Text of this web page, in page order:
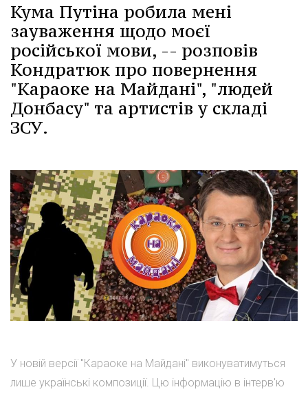
Кума Путіна робила мені
зауваження щодо моєї
російської мови, -- розповів
Кондратюк про повернення
"Караоке на Майдані", "людей
Донбасу" та артистів у складі
ЗСУ.
У новій версії "Караоке на Майдані" виконуватимуться
лише українські композиції. Цю інформацію в інтерв'ю